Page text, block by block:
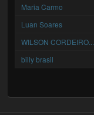
Maria Carmo
Luan Soares
WILSON CORDEIRO...
billy brasil